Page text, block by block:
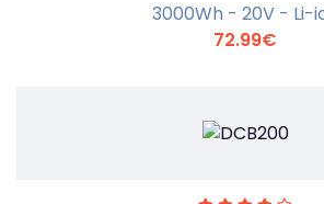
En savoir +
3000Wh - 20V - Li-
72.99€